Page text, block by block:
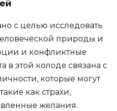
с целью исследовать
природы и
и конфликтные
в этой колоде связана с
которые могут
как страхи,
желания.